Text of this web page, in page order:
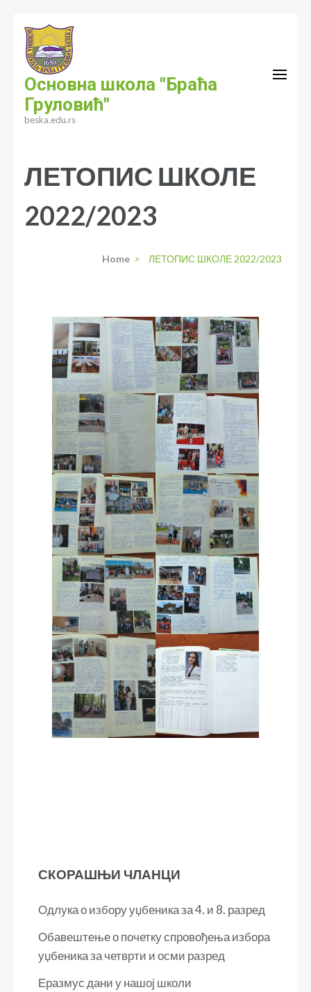
content
(Press
Enter)
Основна школа "Браћа
Груловић"
beska.edu.rs
ЛЕТОПИС ШКОЛЕ
2022/2023
Home > ЛЕТОПИС ШКОЛЕ 2022/2023
СКОРАШЊИ ЧЛАНЦИ
Одлука о избору уџбеника за 4. и 8. разред
Обавештење о почетку спровођења избора
уџбеника за четврти и осми разред
Еразмус дани у нашој школи